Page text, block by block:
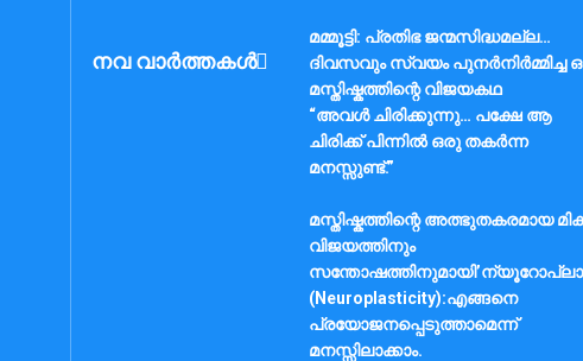
നവ വാർത്തകൾ
മമ്മൂട്ടി: പ്രതിഭ ജന്മസിദ്ധമല്ല…
ദിവസവും സ്വയം പുനർനിർമ്മിച്ച
മസ്തിഷ്കത്തിന്റെ വിജയകഥ
“അവൾ ചിരിക്കുന്നു… പക്ഷേ ആ
ചിരിക്ക് പിന്നിൽ ഒരു തകർന്ന
മനസ്സുണ്ട്.”
മസ്തിഷ്കത്തിന്റെ അത്ഭുതകരമായ
വിജയത്തിനും
(Neuroplasticity):എങ്ങനെ
പ്രയോജനപ്പെടുത്താമെന്ന്
മനസ്സിലാക്കാം.